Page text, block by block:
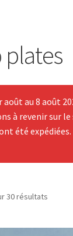
au 8 août
à revenir sur
été
30 résultats